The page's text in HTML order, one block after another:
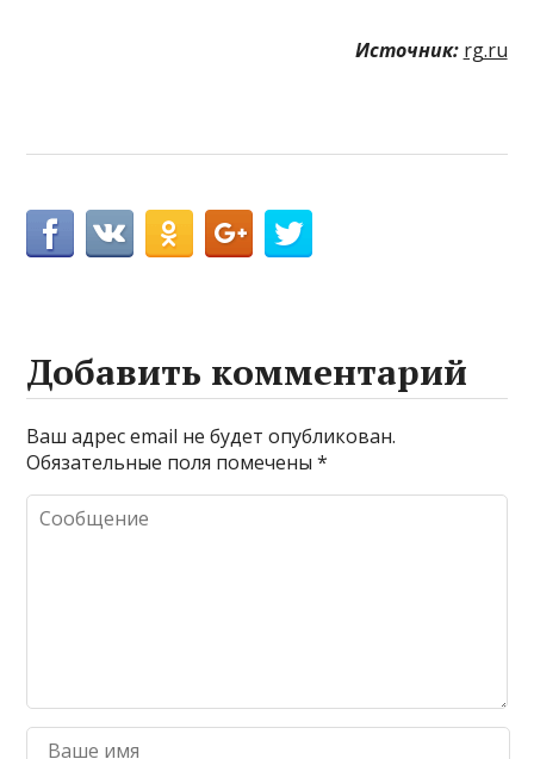
Источник: rg.ru
Добавить комментарий
Ваш адрес email не будет опубликован.
Обязательные поля помечены*